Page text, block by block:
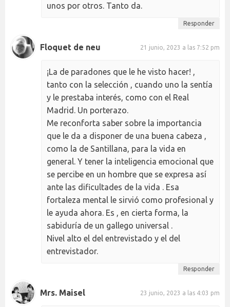
unos por otros. Tanto da.
Responder
Floquet de neu 21 junio, 2023 a las 7:52 pm
¡La de paradones que le he visto hacer! ,
tanto con la selección , cuando uno la sentía
y le prestaba interés, como con el Real
Madrid. Un porterazo.
Me reconforta saber sobre la importancia
que le da a disponer de una buena cabeza ,
como la de Santillana, para la vida en
general. Y tener la inteligencia emocional que
se percibe en un hombre que se expresa así
ante las dificultades de la vida . Esa
fortaleza mental le sirvió como profesional y
le ayuda ahora. Es , en cierta forma, la
sabiduría de un gallego universal .
Nivel alto el del entrevistado y el del
entrevistador.
Responder
Mrs. Maisel 23 junio, 2023 a las 4:03 pm